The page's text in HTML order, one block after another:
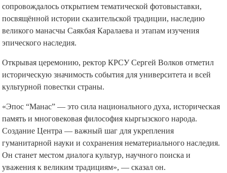
сопровождалось открытием тематической фотовыставки,
посвящённой истории сказительской традиции, наследию
великого манасчы Саякбая Каралаева и этапам изучения
эпического наследия.
Открывая церемонию, ректор КРСУ Сергей Волков отметил
историческую значимость события для университета и всей
культурной повестки страны.
«Эпос “Манас” — это сила национального духа, историческая
память и многовековая философия кыргызского народа.
Создание Центра — важный шаг для укрепления
гуманитарной науки и сохранения нематериального наследия.
Он станет местом диалога культур, научного поиска и
уважения к великим традициям», — сказал он.